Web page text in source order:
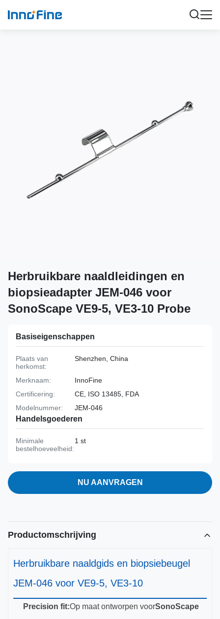
Herbruikbare naaldleidingen en
biopsieadapter JEM-046 voor
SonoScape VE9-5, VE3-10 Probe
Basiseigenschappen
Plaats van
herkomst:
Shenzhen, China
Merknaam:
InnoFine
Certificering:
CE, ISO 13485, FDA
Modelnummer:
JEM-046
Handelsgoederen
Minimale
bestelhoeveelheid:
1 st
NU AANVRAGEN
Productomschrijving
Herbruikbare naaldgids en biopsiebeugel
JEM-046 voor VE9-5, VE3-10
Precision fit:Op maat ontworpen voorSonoScape